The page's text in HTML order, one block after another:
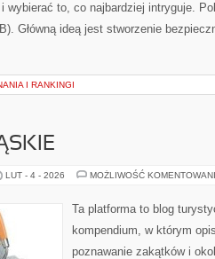
wybierać to, co najbardziej intryguje.
Główną ideą jest stworzenie
I RANKINGI
LUT - 4 - 2026 MOŻLIWOŚĆ
Ta platforma to blog
kompendium, w którym
poznawanie zakątków i